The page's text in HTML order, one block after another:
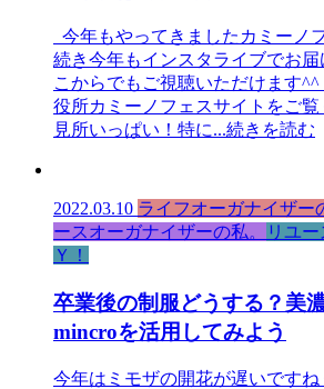
今年もやってきましたカミー
続き今年もインスタライブでお
こからでもご視聴いただけます
役所カミーノフェスサイトをご
見所いっぱい！特に...続きを読む
2022.03.10 ライフオーガナイザー
ースオーガナイザーの私。
リユ
Ｙ！
卒業後の制服どうする？美
mincroを活用してみよう
今年はミモザの開花が遅いです